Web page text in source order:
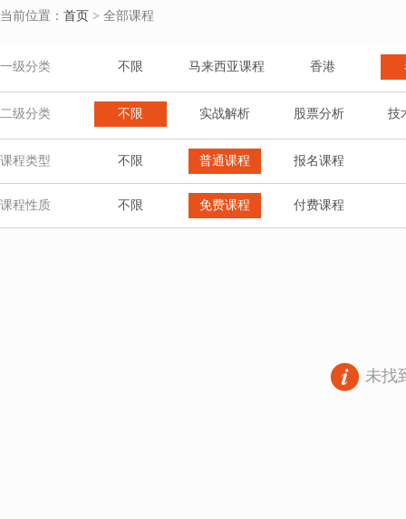
当前位置： 首页 > 全部课程
一级分类 不限 马来西亚课程 香港
二级分类 不限 实战解析 股票分析 技
课程类型 不限 普通课程 报名课程
课程性质 不限 免费课程 付费课程
未找